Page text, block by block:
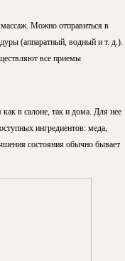
Можно отправиться в
(аппаратный, водный и т. д.).
все приемы
в салоне, так и дома. Для нее
ингредиентов: меда,
состояния обычно бывает